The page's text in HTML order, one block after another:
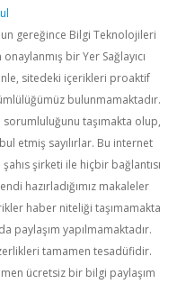
gereğince Bilgi Teknolojileri
bir Yer Sağlayıcı
sitedeki içerikleri proaktif
bulunmamaktadır.
taşımakta olup,
etmiş sayılırlar. Bu internet
şirketi ile hiçbir bağlantısı
hazırladığımız makaleler
haber niteliği taşımamakta
paylaşım yapılmamaktadır.
tamamen tesadüfidir.
ücretsiz bir bilgi paylaşım